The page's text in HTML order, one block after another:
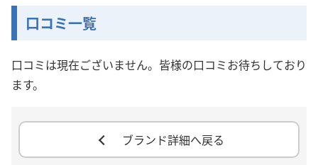
口コミ一覧
口コミは現在ございません。皆様の口コミお待ちしており
ます。
ブランド詳細へ戻る